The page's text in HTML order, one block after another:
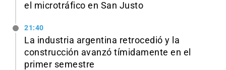
el microtráfico en San Justo
21:40
La industria argentina retrocedió y la
construcción avanzó tímidamente en el
primer semestre